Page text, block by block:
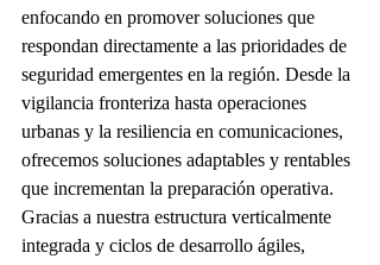
enfocando en promover soluciones que
respondan directamente a las prioridades de
seguridad emergentes en la región. Desde la
vigilancia fronteriza hasta operaciones
urbanas y la resiliencia en comunicaciones,
ofrecemos soluciones adaptables y rentables
que incrementan la preparación operativa.
Gracias a nuestra estructura verticalmente
integrada y ciclos de desarrollo ágiles,